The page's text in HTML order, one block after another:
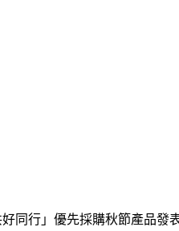
同行」優先採購秋節產品發